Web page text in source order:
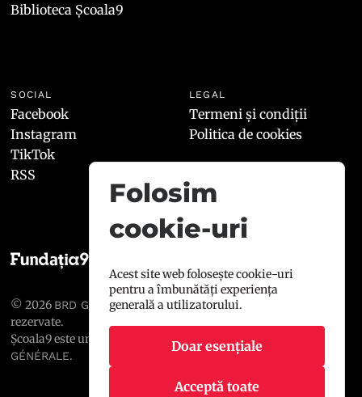
Biblioteca Școala9
SOCIAL
Facebook
Instagram
TikTok
RSS
LEGAL
Termeni și condiții
Politica de cookies
© 2026 BRD GROUPE SOCIÉTÉ GÉNÉRALE
rezervate.
Școala9 este un proiect susținut de
BRD GROUPE SOCIÉTÉ
GÉNÉRALE.
Folosim
cookie-uri
Acest site web folosește cookie-uri
pentru a îmbunătăți experiența
generală a utilizatorului.
Doar esențiale
Acceptă toate